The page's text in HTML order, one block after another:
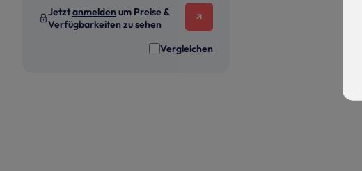
Jetztanmelden um Preise &
Verfügbarkeiten zu sehen
Vergleichen